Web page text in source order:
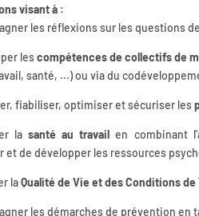
visant à :
les réflexions sur les questions
lescompétences de collectifs de
santé, ...) ou via du
fiabiliser, optimiser et sécuriser les
la santé au travailen combinant
et de développer les ressources
laQualité de Vie et des Conditions de
les démarches de prévention en